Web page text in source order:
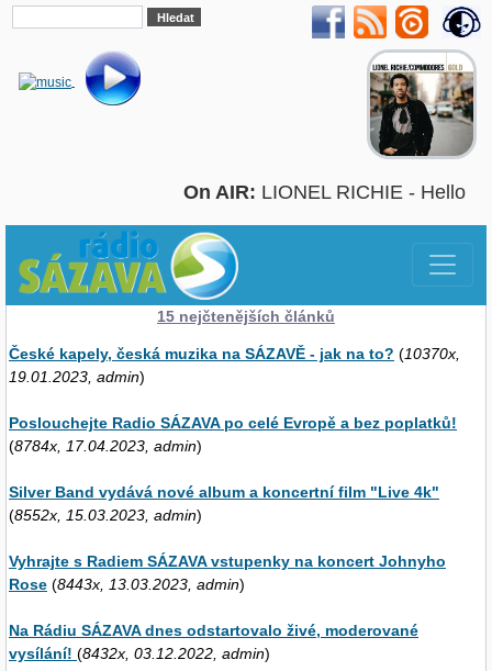
On AIR: LIONEL RICHIE - Hello
15 nejčtenějších článků
České kapely, česká muzika na SÁZAVĚ - jak na to? (10370x,
19.01.2023, admin)
Poslouchejte Radio SÁZAVA po celé Evropě a bez poplatků!
(8784x, 17.04.2023, admin)
Silver Band vydává nové album a koncertní film "Live 4k"
(8552x, 15.03.2023, admin)
Vyhrajte s Radiem SÁZAVA vstupenky na koncert Johnyho
Rose (8443x, 13.03.2023, admin)
Na Rádiu SÁZAVA dnes odstartovalo živé, moderované
vysílání! (8432x, 03.12.2022, admin)